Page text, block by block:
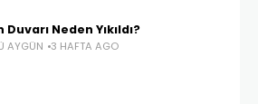
Duvarı Neden Yıkıldı?
AYGÜN 3 HAFTA AGO